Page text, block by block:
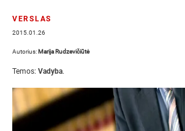
VERSLAS
2015.01.26
Autorius: Marija Rudzevičiūtė
Temos: Vadyba.